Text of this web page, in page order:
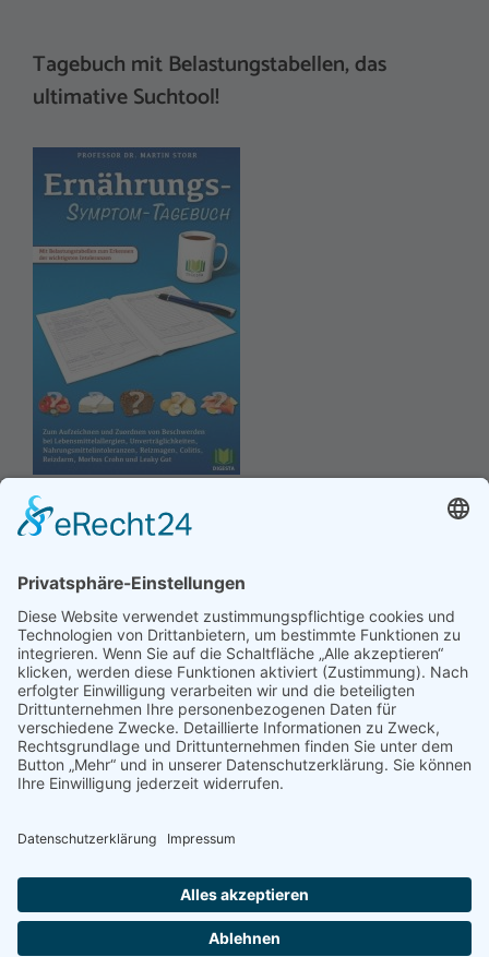
Tagebuch mit Belastungstabellen, das
ultimative Suchtool!
Hinweis an unsere Leser: Wir erstellen für Sie
Informationsseiten. Die Informationen enthalten Affiliate
links zu Amazon, in diesem Zusammenhang erhalten wir
von Partnern eine Provision, sofern ein Kauf zustande
kommt. Für Sie ändert sich dadurch nichts.
Amazon und verdient als Amazon Partner an qualifizierten Verkäufen.
© 2026 FODMAP info – Alle Rechte vorbehalten.